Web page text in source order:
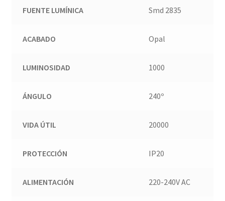
FUENTE LUMÍNICA Smd 2835
ACABADO Opal
LUMINOSIDAD 1000
ÁNGULO 240º
VIDA ÚTIL 20000
PROTECCIÓN IP20
ALIMENTACIÓN 220-240V AC